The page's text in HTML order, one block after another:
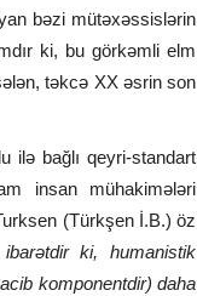
bəzi mütəxəssislərin
ki, bu görkəmli elm
təkcə XX əsrin son
ilə bağlı qeyri-standart
insan mühakimələri
(Türkşen İ.B.) öz
ki, humanistik
komponentdir) daha